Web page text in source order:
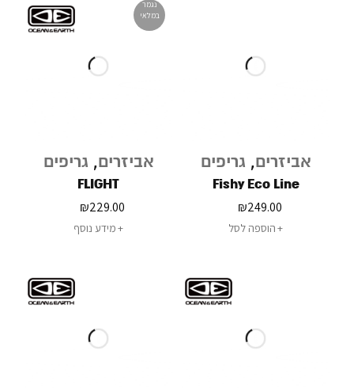
אביזרים, גריפים
Fishy Eco Line
₪249.00
הוספה לסל
נגמר
במלאי
אביזרים, גריפים
FLIGHT
₪229.00
מידע נוסף